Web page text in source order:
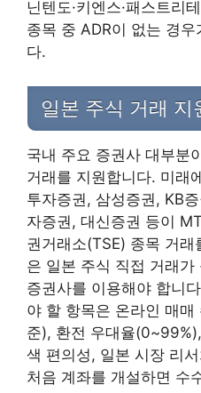
닌텐도·키엔스·패스트리
종목 중 ADR이 없는 경
다.
일본 주식 거래 지
국내 주요 증권사 대부분
거래를 지원합니다. 미래
투자증권, 삼성증권, KB
자증권, 대신증권 등이
권거래소(TSE) 종목 거
은 일본 주식 직접 거래
증권사를 이용해야 합니
야 할 항목은 온라인 매
준), 환전 우대율
색 편의성, 일본 시장 리
처음 계좌를 개설하면 수